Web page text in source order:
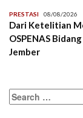
PRESTASI 08/08/2026
Dari Ketelitian
OSPENAS
Jember
Search
for: